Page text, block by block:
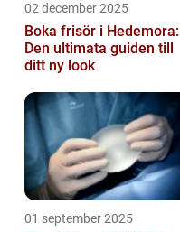
02 december 2025
Boka frisör i Hedemora:
Den ultimata guiden till
ditt ny look
01 september 2025